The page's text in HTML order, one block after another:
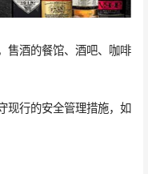
售酒的餐馆、酒吧、咖啡
现行的安全管理措施，如